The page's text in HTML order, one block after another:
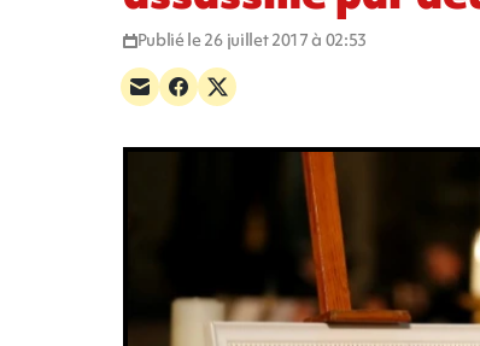
Publié le 26 juillet 2017 à 02:53